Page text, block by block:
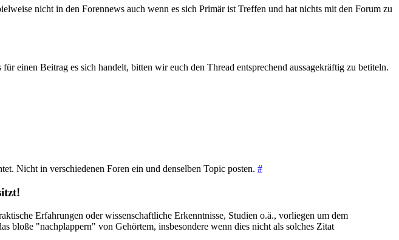
nicht in den Forennews auch wenn es sich Primär ist Treffen und hat nichts mit den Forum zu
einen Beitrag es sich handelt, bitten wir euch den Thread entsprechend aussagekräftig zu betiteln.
Nicht in verschiedenen Foren ein und denselben Topic posten. #
Erfahrungen oder wissenschaftliche Erkenntnisse, Studien o.ä., vorliegen um dem
bloße "nachplappern" von Gehörtem, insbesondere wenn dies nicht als solches Zitat